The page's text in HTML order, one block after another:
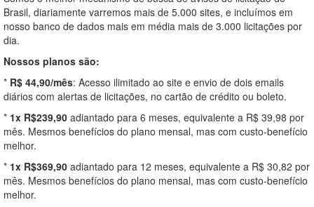
Brasil, diariamente varremos mais de 5.000 sites, e incluímos em
nosso banco de dados mais em média mais de 3.000 licitações por
dia.
Nossos planos são:
* R$ 44,90/mês: Acesso ilimitado ao site e envio de dois emails
diários com alertas de licitações, no cartão de crédito ou boleto.
* 1x R$239,90 adiantado para 6 meses, equivalente a R$ 39,98 por
mês. Mesmos benefícios do plano mensal, mas com custo-benefício
melhor.
* 1x R$369,90 adiantado para 12 meses, equivalente a R$ 30,82 por
mês. Mesmos benefícios do plano mensal, mas com custo-benefício
melhor.